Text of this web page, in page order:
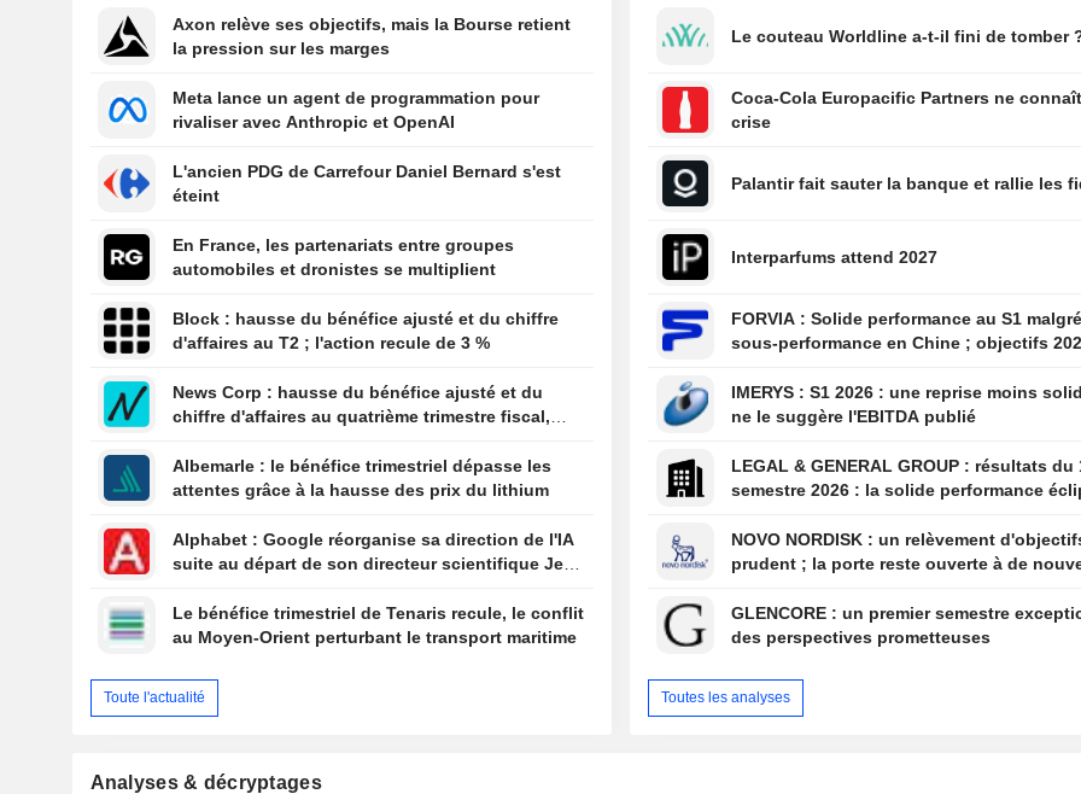
04:30
Les actions
technologique
Corporation
04:14
occultant la
du reste du
Axon relève ses objectifs, mais la Bourse retient
la pression sur les marges
Meta lance un agent de programmation pour
rivaliser avec Anthropic et OpenAI
L'ancien PDG de Carrefour Daniel Bernard s'est
éteint
En France, les partenariats entre groupes
automobiles et dronistes se multiplient
Block : hausse du bénéfice ajusté et du chiffre
d'affaires au T2 ; l'action recule de 3 %
News Corp : hausse du bénéfice ajusté et du
chiffre d'affaires au quatrième trimestre fiscal,
Albemarle : le bénéfice trimestriel dépasse les
attentes grâce à la hausse des prix du lithium
Alphabet : Google réorganise sa direction de l'IA
suite au départ de son directeur scientifique Jeff
Le bénéfice trimestriel de Tenaris recule, le conflit
au Moyen-Orient perturbant le transport maritime
Toute l'actualité
Le couteau Worldline a-t-il fini de tomber
Coca-Cola Europacific Partners ne
crise
Palantir fait sauter la banque et rallie les
Interparfums attend 2027
FORVIA : Solide performance au S1 malgré la
sous-performance en Chine ; objectifs
IMERYS : S1 2026 : une reprise moins solide que
ne le suggère l'EBITDA publié
LEGAL & GENERAL GROUP : résultats du 1er
semestre 2026 : la solide performance
bénéfices
NOVO NORDISK : un relèvement d'objectifs trop
prudent ; la porte reste ouverte à de
GLENCORE : un premier semestre exceptionnel et
des perspectives prometteuses
Toutes les analyses
Analyses & décryptages